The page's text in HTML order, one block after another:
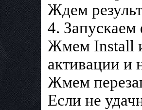
Ждем
4.
Жмем Install и
активации и
Жмем
Если не